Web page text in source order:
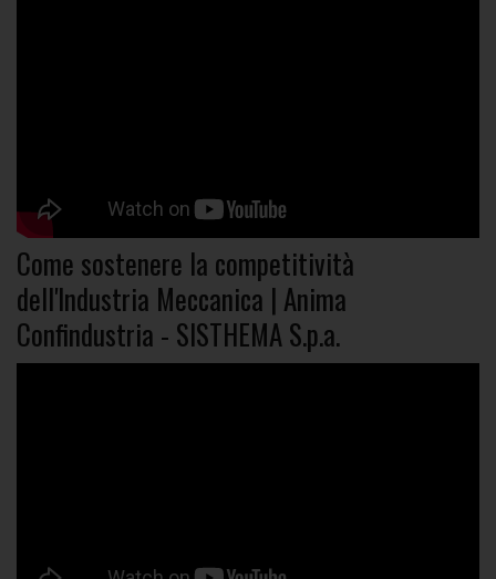
Come sostenere la competitività
dell'Industria Meccanica | Anima
Confindustria - SISTHEMA S.p.a.